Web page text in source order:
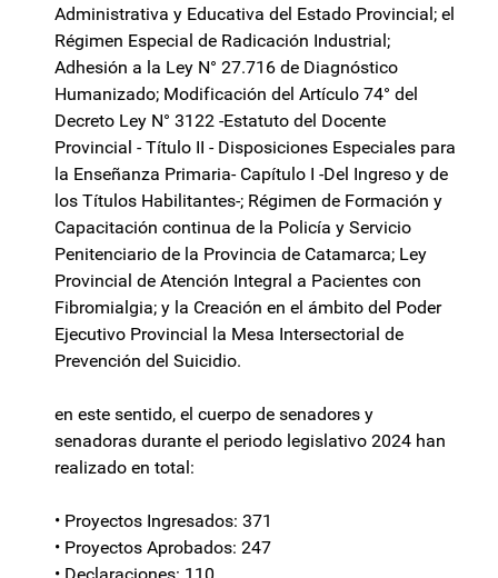
Administrativa y Educativa del Estado Provincial; el
Régimen Especial de Radicación Industrial;
Adhesión a la Ley N° 27.716 de Diagnóstico
Humanizado; Modificación del Artículo 74° del
Decreto Ley N° 3122 -Estatuto del Docente
Provincial - Título II - Disposiciones Especiales para
la Enseñanza Primaria- Capítulo I -Del Ingreso y de
los Títulos Habilitantes-; Régimen de Formación y
Capacitación continua de la Policía y Servicio
Penitenciario de la Provincia de Catamarca; Ley
Provincial de Atención Integral a Pacientes con
Fibromialgia; y la Creación en el ámbito del Poder
Ejecutivo Provincial la Mesa Intersectorial de
Prevención del Suicidio.
en este sentido, el cuerpo de senadores y
senadoras durante el periodo legislativo 2024 han
realizado en total:
• Proyectos Ingresados: 371
• Proyectos Aprobados: 247